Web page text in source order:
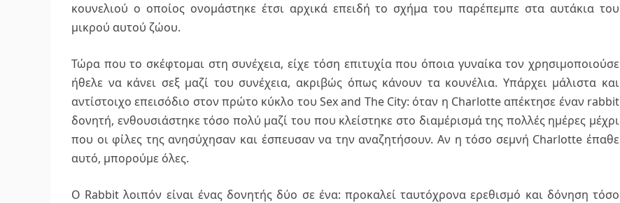
κουνελιού ο οποίος ονομάστηκε έτσι αρχικά επειδή το σχήμα του παρέπεμπε στα αυτάκια του
μικρού αυτού ζώου.
Τώρα που το σκέφτομαι στη συνέχεια, είχε τόση επιτυχία που όποια γυναίκα τον χρησιμοποιούσε
ήθελε να κάνει σεξ μαζί του συνέχεια, ακριβώς όπως κάνουν τα κουνέλια. Υπάρχει μάλιστα και
αντίστοιχο επεισόδιο στον πρώτο κύκλο του Sex and The City: όταν η Charlotte απέκτησε έναν rabbit
δονητή, ενθουσιάστηκε τόσο πολύ μαζί του που κλείστηκε στο διαμέρισμά της πολλές ημέρες μέχρι
που οι φίλες της ανησύχησαν και έσπευσαν να την αναζητήσουν. Αν η τόσο σεμνή Charlotte έπαθε
αυτό, μπορούμε όλες.
Ο Rabbit λοιπόν είναι ένας δονητής δύο σε ένα: προκαλεί ταυτόχρονα ερεθισμό και δόνηση τόσο